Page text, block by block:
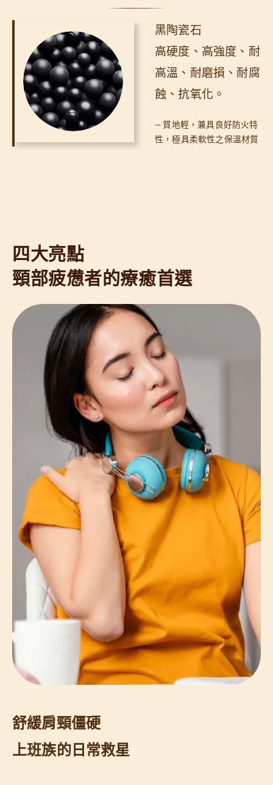
黑陶瓷石
高硬度、高強度、耐
高溫、耐磨損、耐腐
蝕、抗氧化。
— 質地輕，兼具良好防火特
性，極具柔軟性之保溫材質
四大亮點
頸部疲憊者的療癒首選
舒緩肩頸僵硬
上班族的日常救星